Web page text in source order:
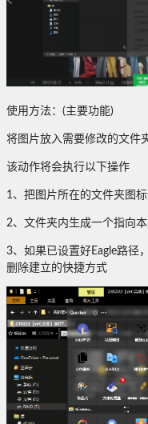
使用方法：(主要功能)
将图片放入需要修改的文件
该动作将会执行以下操作
1、把图片所在的文件夹图
2、文件夹内生成一个指向
3、如果已设置好Eagle路径
删除建立的快捷方式